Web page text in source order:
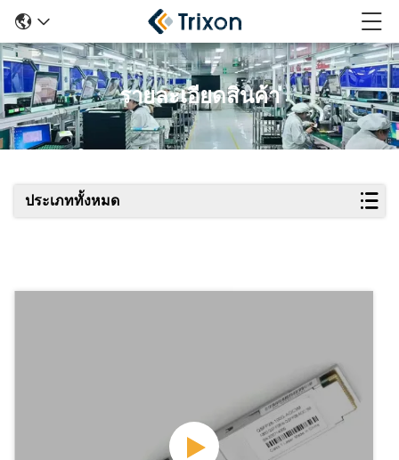
รายละเอียดสินค้า
ประเภททั้งหมด